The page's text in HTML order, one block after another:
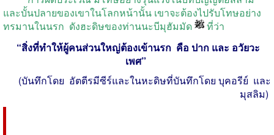
และบั้นปลายของเขาในโลกหน้านั้น เขาจะต้องไปรับโทษอย่าง
ทรมานในนรก ดังฮะดิษของท่านนะบีมุฮัมมัด
ที่ว่า
“สิ่งที่ทำให้ผู้คนส่วนใหญ่ต้องเข้านรก คือ ปาก และ อวัยวะ
เพศ”
(บันทึกโดย อัตตีรมีซีร์และในหะดิษที่บันทึกโดย บุคอรีย์ และ
มุสลิม)